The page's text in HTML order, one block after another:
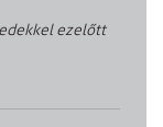
ezelőtt